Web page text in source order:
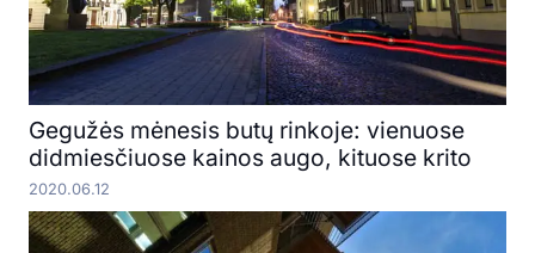
Gegužės mėnesis butų rinkoje: vienuose
didmiesčiuose kainos augo, kituose krito
2020.06.12